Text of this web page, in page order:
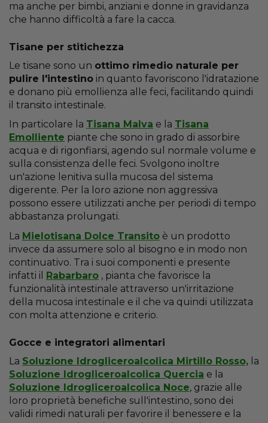
ma anche per bimbi, anziani e donne in gravidanza
che hanno difficoltà a fare la cacca.
Tisane per stitichezza
Le tisane sono un ottimo rimedio naturale per
pulire l'intestino in quanto favoriscono l'idratazione
e donano più emollienza alle feci, facilitando quindi
il transito intestinale.
In particolare la Tisana Malva e la Tisana
Emolliente piante che sono in grado di assorbire
acqua e di rigonfiarsi, agendo sul normale volume e
sulla consistenza delle feci. Svolgono inoltre
un'azione lenitiva sulla mucosa del sistema
digerente. Per la loro azione non aggressiva
possono essere utilizzati anche per periodi di tempo
abbastanza prolungati.
La Mielotisana Dolce Transito è un prodotto
invece da assumere solo al bisogno e in modo non
continuativo. Tra i suoi componenti e presente
infatti il Rabarbaro , pianta che favorisce la
funzionalità intestinale attraverso un'irritazione
della mucosa intestinale e il che va quindi utilizzata
con molta attenzione e criterio.
Gocce e integratori alimentari
La Soluzione Idrogliceroalcolica Mirtillo Rosso, la
Soluzione Idrogliceroalcolica Quercia e la
Soluzione Idrogliceroalcolica Noce, grazie alle
loro proprietà benefiche sull'intestino, sono dei
validi rimedi naturali per favorire il benessere e la